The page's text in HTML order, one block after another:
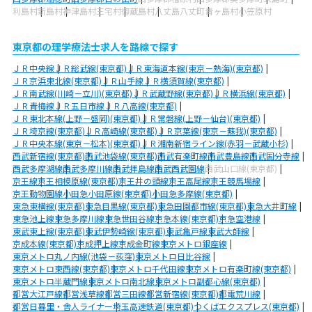
利島村新島村神津島村三宅村御蔵島村八丈島八丈町青ヶ島村小笠原村
東京都の理学療法士求人を路線で探す
ＪＲ中央線ＪＲ総武線(東京都)ＪＲ東海道本線(東京－熱海)(東京都)
ＪＲ京浜東北線(東京都)ＪＲ山手線ＪＲ横須賀線(東京都)
ＪＲ南武線(川崎－立川)(東京都)ＪＲ武蔵野線(東京都)ＪＲ横浜線(東京都)
ＪＲ青梅線ＪＲ五日市線ＪＲ八高線(東京都)
ＪＲ東北本線(上野－盛岡)(東京都)ＪＲ常磐線(上野－仙台)(東京都)
ＪＲ埼京線(東京都)ＪＲ高崎線(東京都)ＪＲ京葉線(東京－蘇我)(東京都)
ＪＲ中央本線(東京－松本)(東京都)ＪＲ湘南新宿ライン線(赤羽－武蔵小杉)
西武新宿線(東京都)西武池袋線(東京都)西武有楽町線西武豊島線西武国分寺線
西武多摩湖線西武多摩川線西武拝島線西武西武園線西武山口線(東京都)
京王線京王相模原線(東京都)京王井の頭線京王高尾線京王競馬場線
京王動物園線小田急小田原線(東京都)小田急多摩線(東京都)
東急東横線(東京都)東急目黒線(東京都)東急田園都市線(東京都)東急大井町線
東急池上線東急多摩川線東急世田谷線京急本線(東京都)京急空港線
東武東上線(東京都)東武伊勢崎線(東京都)東武亀戸線東武大師線
京成本線(東京都)京成押上線京成金町線東京メトロ銀座線
東京メトロ丸ノ内線(池袋－荻窪)東京メトロ日比谷線
東京メトロ東西線(東京都)東京メトロ千代田線東京メトロ有楽町線(東京都)
東京メトロ半蔵門線東京メトロ南北線東京メトロ副都心線(東京都)
都営大江戸線都営浅草線都営三田線都営新宿線(東京都)都電荒川線
都営日暮里・舎人ライナー埼玉高速鉄道(東京都)つくばエクスプレス(東京都)